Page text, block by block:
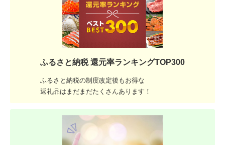
ふるさと納税 還元率ランキングTOP300
ふるさと納税の制度改定後もお得な
返礼品はまだまだたくさんあります！